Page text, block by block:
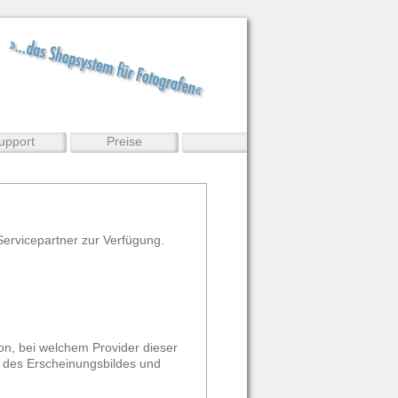
Preise
zur Verfügung.
bei welchem Provider dieser
Erscheinungsbildes und